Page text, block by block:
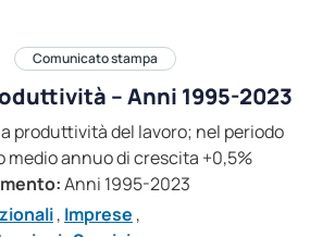
Comunicato stampa
– Anni 1995-2023
produttività del lavoro; nel periodo
medio annuo di crescita +0,5%
Anni 1995-2023
, Imprese ,